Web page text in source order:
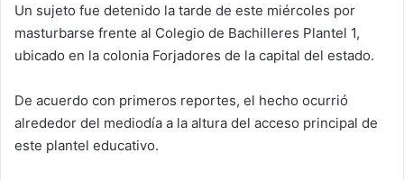
Un sujeto fue detenido la tarde de este miércoles por
masturbarse frente al Colegio de Bachilleres Plantel 1,
ubicado en la colonia Forjadores de la capital del estado.
De acuerdo con primeros reportes, el hecho ocurrió
alrededor del mediodía a la altura del acceso principal de
este plantel educativo.